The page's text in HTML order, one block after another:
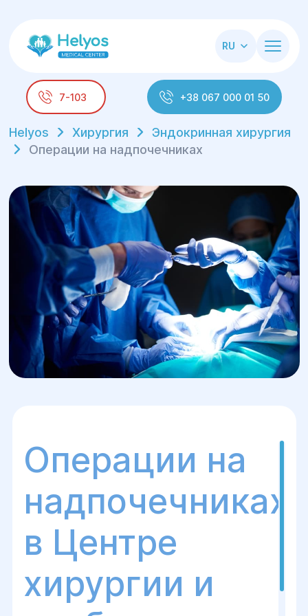
RU
7-103 +38 067 000 01 50
Helyos Хирургия
Эндокринная хирургия
Операции на надпочечниках
Операции на
надпочечниках
в Центре
хирургии и